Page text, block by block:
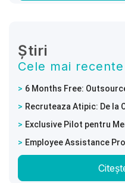
Știri
Cele mai recente
6 Months Free: Outsourced Health & Safety Services with Full
Recruteaza Atipic: De la
Exclusive Pilot pentru
Employee Assistance Program (EAP)